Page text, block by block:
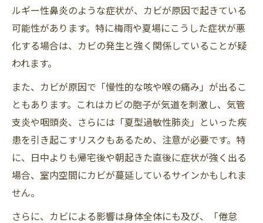
ルギー性鼻炎のような症状が、カビが原因で起きている
可能性があります。特に梅雨や夏場にこうした症状が悪
化する場合は、カビの発生と強く関係していることが疑
われます。
また、カビが原因で「慢性的な咳や喉の痛み」が出るこ
ともあります。これはカビの胞子が気道を刺激し、気管
支炎や咽頭炎、さらには「夏型過敏性肺炎」といった疾
患を引き起こすリスクもあるため、注意が必要です。特
に、日中よりも帰宅後や朝起きた直後に症状が強く出る
場合、室内空間にカビが蔓延しているサインかもしれま
せん。
さらに、カビによる影響は身体全体にも及び、「倦怠